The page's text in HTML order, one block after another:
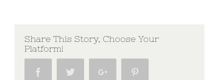
Share This Story, Choose Your
Platform!
Facebook Twitter Google+